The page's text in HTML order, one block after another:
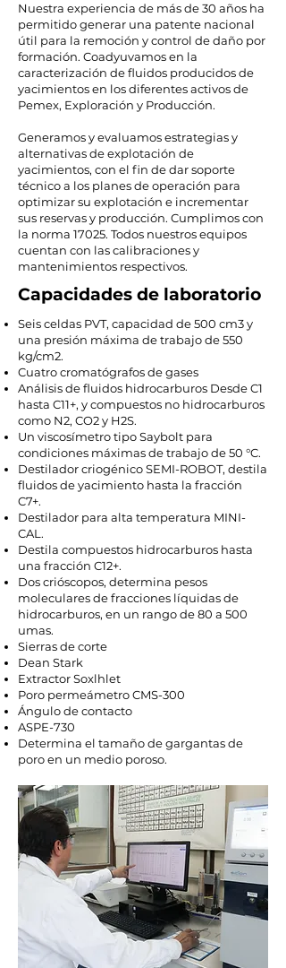
Nuestra experiencia de más de 30 años ha
permitido generar una patente nacional
útil para la remoción y control de daño por
formación. Coadyuvamos en la
caracterización de fluidos producidos de
yacimientos en los diferentes activos de
Pemex, Exploración y Producción.
Generamos y evaluamos estrategias y
alternativas de explotación de
yacimientos, con el fin de dar soporte
técnico a los planes de operación para
optimizar su explotación e incrementar
sus reservas y producción. Cumplimos con
la norma 17025. Todos nuestros equipos
cuentan con las calibraciones y
mantenimientos respectivos.
Capacidades de laboratorio
Seis celdas PVT, capacidad de 500 cm3 y
una presión máxima de trabajo de 550
kg/cm2.
Cuatro cromatógrafos de gases
Análisis de fluidos hidrocarburos Desde C1
hasta C11+, y compuestos no hidrocarburos
como N2, CO2 y H2S.
Un viscosímetro tipo Saybolt para
condiciones máximas de trabajo de 50 °C.
Destilador criogénico SEMI-ROBOT, destila
fluidos de yacimiento hasta la fracción
C7+.
Destilador para alta temperatura MINI-
CAL.
Destila compuestos hidrocarburos hasta
una fracción C12+.
Dos crióscopos, determina pesos
moleculares de fracciones líquidas de
hidrocarburos, en un rango de 80 a 500
umas.
Sierras de corte
Dean Stark
Extractor Soxlhlet
Poro permeámetro CMS-300
Ángulo de contacto
ASPE-730
Determina el tamaño de gargantas de
poro en un medio poroso.